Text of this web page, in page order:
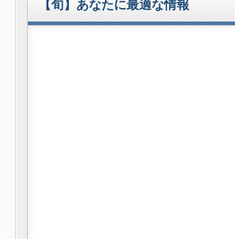
【旬】あなたに最適な情報